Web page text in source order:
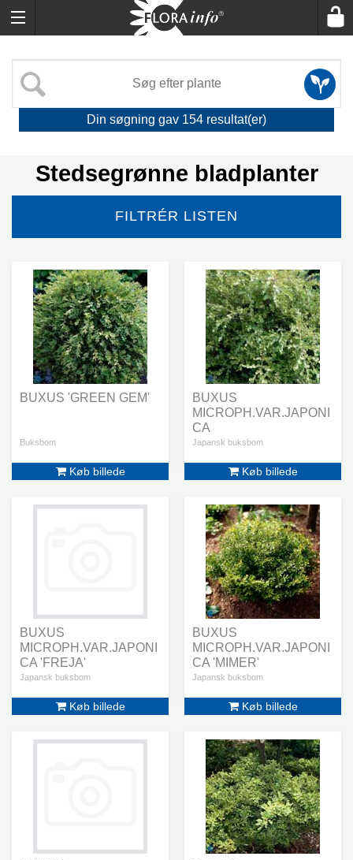
Din søgning gav 154 resultat(er)
Stedsegrønne bladplanter
FILTRÉR LISTEN
BUXUS 'GREEN GEM'
Buksbom
Køb billede
BUXUS
MICROPH.VAR.JAPONI
CA
Japansk buksbom
Køb billede
BUXUS
MICROPH.VAR.JAPONI
CA 'FREJA'
Japansk buksbom
Køb billede
BUXUS
MICROPH.VAR.JAPONI
CA 'MIMER'
Japansk buksbom
Køb billede